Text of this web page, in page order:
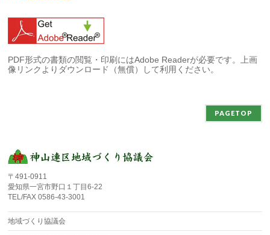
PDF形式の書類の閲覧・印刷にはAdobe Readerが必要です。上画
像リンクよりダウンロード（無償）して利用ください。
PAGETOP
〒491-0911
愛知県一宮市野口１丁目6-22
TEL/FAX 0586-43-3001
地域づくり協議会